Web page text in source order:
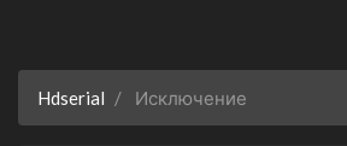
Hdserial Исключение